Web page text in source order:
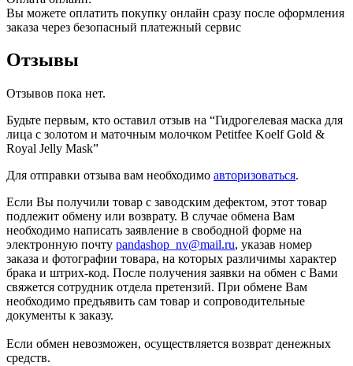
Вы можете оплатить покупку онлайн сразу после оформления
заказа через безопасный платежный сервис
Отзывы
Отзывов пока нет.
Будьте первым, кто оставил отзыв на “Гидрогелевая маска для
лица с золотом и маточным молочком Petitfee Koelf Gold &
Royal Jelly Mask”
Для отправки отзыва вам необходимо авторизоваться.
Если Вы получили товар с заводским дефектом, этот товар
подлежит обмену или возврату. В случае обмена Вам
необходимо написать заявление в свободной форме на
электронную почту pandashop_nv@mail.ru, указав номер
заказа и фотографии товара, на которых различимы характер
брака и штрих-код. После получения заявки на обмен с Вами
свяжется сотрудник отдела претензий. При обмене Вам
необходимо предъявить сам товар и сопроводительные
документы к заказу.
Если обмен невозможен, осуществляется возврат денежных
средств.